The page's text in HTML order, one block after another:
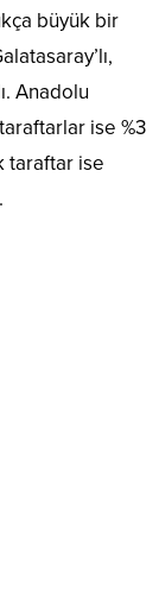
büyük bir
Anadolu
ise %3
taraftar ise